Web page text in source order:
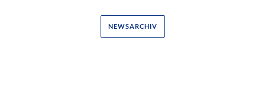
NEWSARCHIV